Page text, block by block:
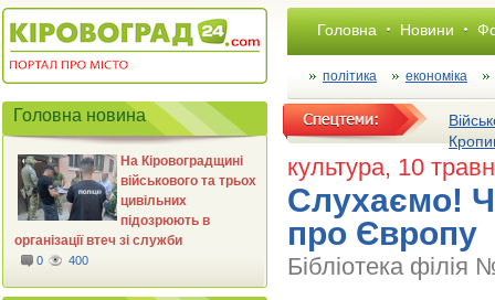
Головна Новини
політика економіка
культура, 10
Слухаємо!
про Європу
Бібліотека філія
Головна новина
На Кіровоградщині
військового та трьох
цивільних
підозрюють в
організації втеч зі служби
0 400